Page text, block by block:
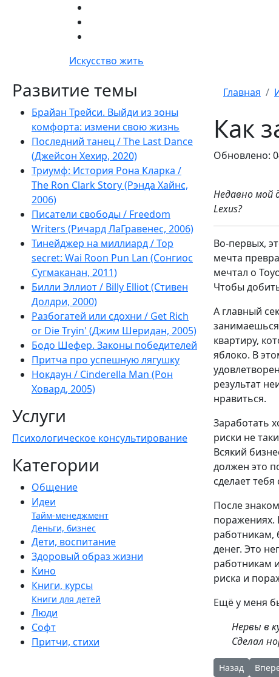
Искусство жить
Развитие темы
Брайан Трейси. Выйди из зоны
комфорта: измени свою жизнь
Последний танец / The Last Dance
(Джейсон Хехир, 2020)
Триумф: История Рона Кларка /
The Ron Clark Story (Рэнда Хайнс,
2006)
Писатели свободы / Freedom
Writers (Ричард ЛаГравенес, 2006)
Тинейджер на миллиард / Top
secret: Wai Roon Pun Lan (Сонгиос
Сугмаканан, 2011)
Билли Эллиот / Billy Elliot (Стивен
Долдри, 2000)
Разбогатей или сдохни / Get Rich
or Die Tryin' (Джим Шеридан, 2005)
Бодо Шефер. Законы победителей
Притча про успешную лягушку
Нокдаун / Cinderella Man (Рон
Ховард, 2005)
Услуги
Психологическое консультирование
Категории
Общение
Идеи
Тайм-менеджмент
Деньги, бизнес
Дети, воспитание
Здоровый образ жизни
Кино
Книги, курсы
Книги для детей
Люди
Софт
Притчи, стихи
Главная
Как
Обновлено:
Недавно мой
Lexus?
Во-первых,
мечта
мечтал о
Чтобы
А главный
квартиру,
яблоко. В
результат
нравиться.
Заработать
риски не
Всякий
должен это
сделает тебя
После
поражениях.
работникам,
денег. Это
работникам
риска и
Ещё у меня
Нервы в
Сделал
Предыдущий:
Назад